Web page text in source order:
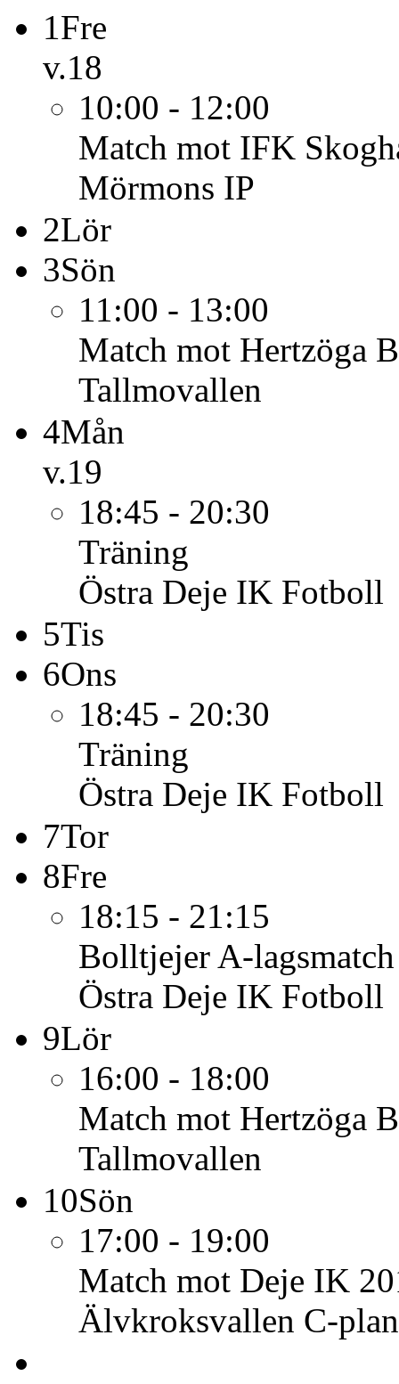
1Fre
v.18
10:00 - 12:00
Match mot IFK
Mörmons IP
2Lör
3Sön
11:00 - 13:00
Match mot Hertzöga
Tallmovallen
4Mån
v.19
18:45 - 20:30
Träning
Östra Deje IK Fotboll
5Tis
6Ons
18:45 - 20:30
Träning
Östra Deje IK Fotboll
7Tor
8Fre
18:15 - 21:15
Bolltjejer A-lagsmatch
Östra Deje IK Fotboll
9Lör
16:00 - 18:00
Match mot Hertzöga
Tallmovallen
10Sön
17:00 - 19:00
Match mot Deje IK
Älvkroksvallen C-plan